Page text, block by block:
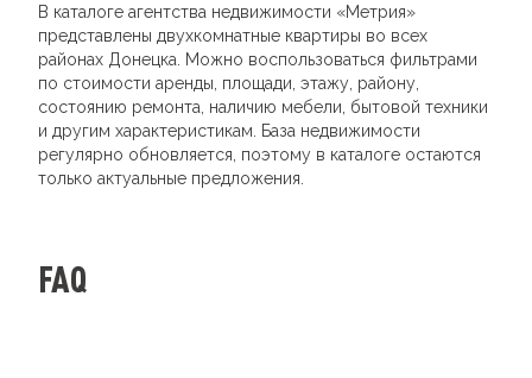
В каталоге агентства недвижимости «Метрия»
представлены двухкомнатные квартиры во всех
районах Донецка. Можно воспользоваться фильтрами
по стоимости аренды, площади, этажу, району,
состоянию ремонта, наличию мебели, бытовой техники
и другим характеристикам. База недвижимости
регулярно обновляется, поэтому в каталоге остаются
только актуальные предложения.
FAQ